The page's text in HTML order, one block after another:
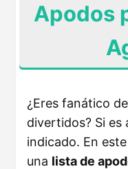
Apodos
¿Eres fanático
divertidos? Si es
indicado. En
una lista de